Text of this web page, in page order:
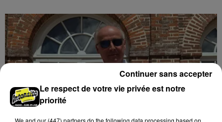
Le respect de votre vie privée est notre
priorité
We and our (447) partnersdo the following data processing based on
Continuer sans accepter